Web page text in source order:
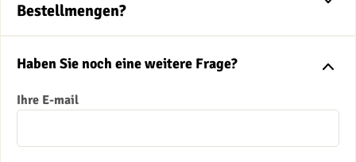
Bestellmengen?
Haben Sie noch eine weitere Frage?
Ihre E-mail